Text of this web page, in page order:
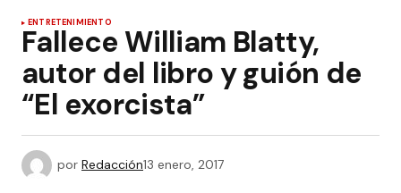
ENTRETENIMIENTO
Fallece William Blatty,
autor del libro y guión de
“El exorcista”
por Redacción13 enero, 2017